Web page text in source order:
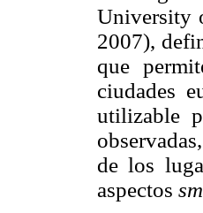
University
2007),
que
ciudades
utilizable
de los
aspectos